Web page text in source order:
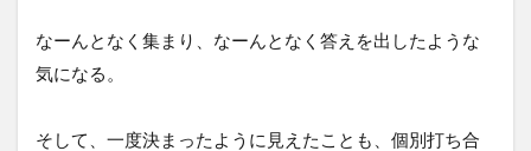
なーんとなく集まり、なーんとなく答えを出したような
気になる。
そして、一度決まったように見えたことも、個別打ち合